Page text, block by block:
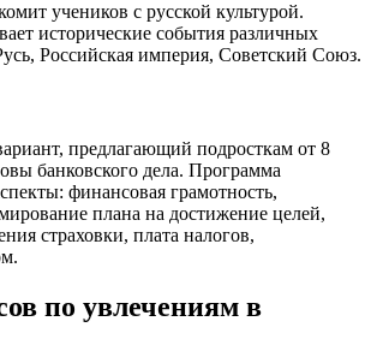
учеников с русской культурой.
исторические события различных
Российская империя, Советский Союз.
предлагающий подросткам от 8
банковского дела. Программа
финансовая грамотность,
плана на достижение целей,
страховки, плата налогов,
по увлечениям в